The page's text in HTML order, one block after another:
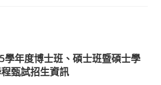
學年度博士班、碩士班暨碩士學
甄試招生資訊